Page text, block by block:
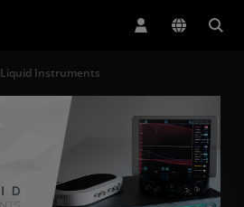
Liquid Instruments